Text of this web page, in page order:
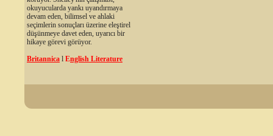
okuyucularda yankı uyandırmaya
devam eden, bilimsel ve ahlaki
seçimlerin sonuçları üzerine eleştirel
düşünmeye davet eden, uyarıcı bir
hikaye görevi görüyor.
Britannica l English Literature